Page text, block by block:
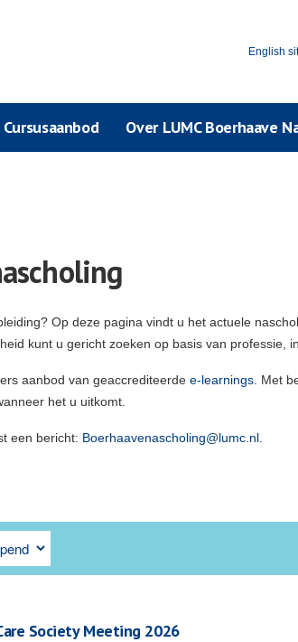
English
Cursusaanbod Over LUMC Boerhaave
Op deze pagina vindt u het actuele
kunt u gericht zoeken op basis van professie,
aanbod van geaccrediteerde e-learnings . Met
het u uitkomt.
een bericht: Boerhaavenascholing@lumc.nl
Society Meeting 2026